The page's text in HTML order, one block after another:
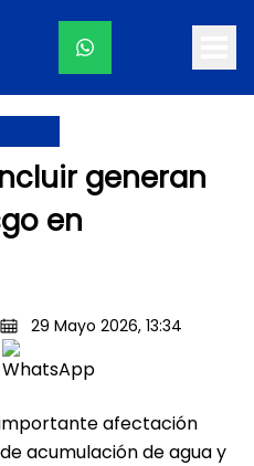
generan
en
29 Mayo 2026, 13:34
importante afectación
acumulación de agua y